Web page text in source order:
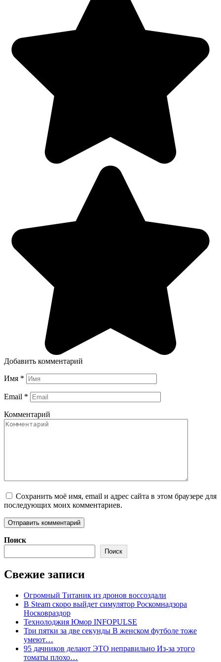
Добавить комментарий
Имя *
Email *
Комментарий
Сохранить моё имя, email и адрес сайта в этом браузере для
последующих моих комментариев.
Поиск
Поиск
Свежие записи
Огромный Титаник из дронов воссоздали
В Steam скоро выйдет симулятор Роскомнадзора
Носковраздор
Технолоджия Юмор INFOPULSE
Три пятки за две секунды В женском футболе тоже
умеют…
95 дачников делают ЭТО неправильно Из-за этого
томаты плохо…